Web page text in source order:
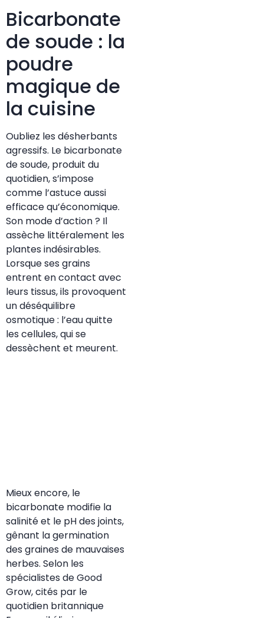
Bicarbonate
de soude : la
poudre
magique de
la cuisine
Oubliez les désherbants
agressifs. Le bicarbonate
de soude, produit du
quotidien, s’impose
comme l’astuce aussi
efficace qu’économique.
Son mode d’action ? Il
assèche littéralement les
plantes indésirables.
Lorsque ses grains
entrent en contact avec
leurs tissus, ils provoquent
un déséquilibre
osmotique : l’eau quitte
les cellules, qui se
dessèchent et meurent.
Mieux encore, le
bicarbonate modifie la
salinité et le pH des joints,
gênant la germination
des graines de mauvaises
herbes. Selon les
spécialistes de Good
Grow, cités par le
quotidien britannique